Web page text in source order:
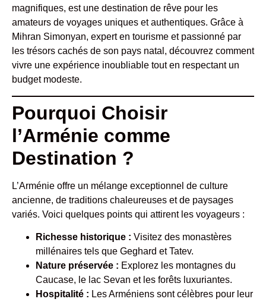
magnifiques, est une destination de rêve pour les
amateurs de voyages uniques et authentiques. Grâce à
Mihran Simonyan, expert en tourisme et passionné par
les trésors cachés de son pays natal, découvrez comment
vivre une expérience inoubliable tout en respectant un
budget modeste.
Pourquoi Choisir
l’Arménie comme
Destination ?
L’Arménie offre un mélange exceptionnel de culture
ancienne, de traditions chaleureuses et de paysages
variés. Voici quelques points qui attirent les voyageurs :
Richesse historique : Visitez des monastères
millénaires tels que Geghard et Tatev.
Nature préservée : Explorez les montagnes du
Caucase, le lac Sevan et les forêts luxuriantes.
Hospitalité : Les Arméniens sont célèbres pour leur